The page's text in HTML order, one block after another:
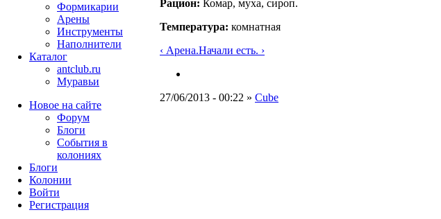
Рацион: Комар, муха, сироп.
Температура: комнатная
‹ Арена.Начали есть. ›
27/06/2013 - 00:22 » Cube
Формикарии
Арены
Инструменты
Наполнители
Каталог
antclub.ru
Муравьи
Новое на сайте
Форум
Блоги
События в
колониях
Блоги
Колонии
Войти
Peгиcтpaция